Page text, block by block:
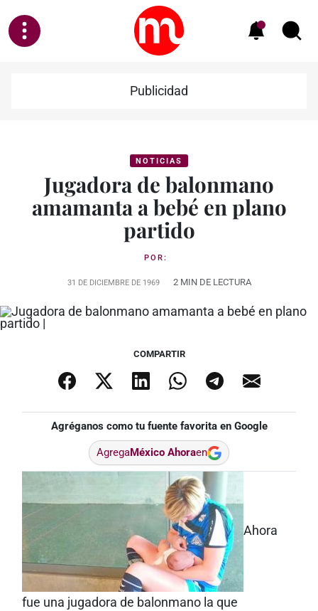
Publicidad
NOTICIAS
Jugadora de balonmano
amamanta a bebé en plano
partido
POR:
31 DE DICIEMBRE DE 1969 2 MIN DE LECTURA
COMPARTIR
Agréganos como tu fuente favorita en Google
AgregaMéxico Ahoraen
Ahora
fue una jugadora de balonmano la que